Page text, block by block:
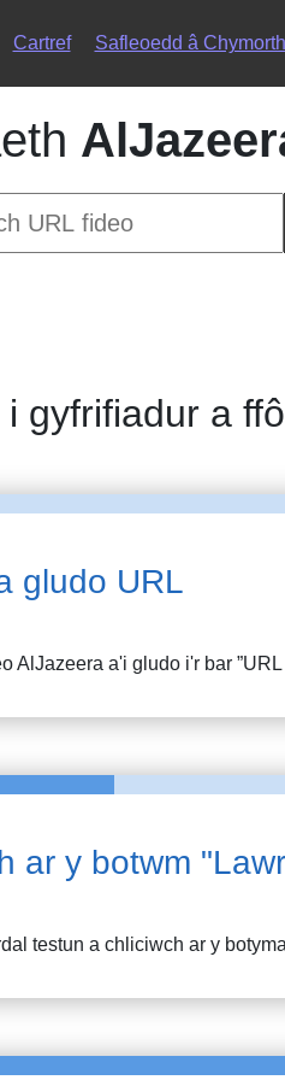
Cartref Safleoedd â Chymorth
gyfrifiadur a
gludo URL
AlJazeera a'i gludo i'r bar
ar y botwm
testun a chliciwch ar y